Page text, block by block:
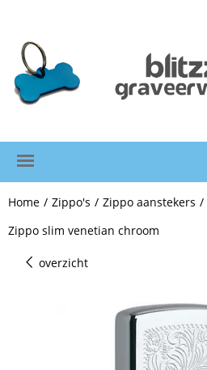
Home / Zippo's / Zippo aanstekers /
Zippo slim venetian chroom
overzicht